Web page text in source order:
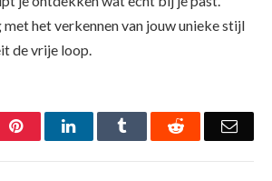
met het verkennen van jouw unieke stijl
de vrije loop.
PinterestLinkedIn Tumblr Reddit